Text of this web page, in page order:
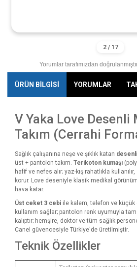
Yorumlar tarafımızdan
ÜRÜN BİLGİSİ YORUMLAR
V Yaka Love Desenli
Takım (Cerrahi
Sağlık çalışanına neşe ve şıklık katan
üst + pantolon takım. Terikoton kumaşı
hafif ve nefes alır; yaz-kış rahatlıkla
korur. Love deseniyle klasik medikal
hava katar.
Üst ceket 3 cebi ile kalem, telefon ve
kullanım sağlar; pantolon renk uyumuyla
kalıptır; hemşire, doktor ve tüm sağlık
Canel güvencesiyle Türkiye'de üretilmiştir.
Teknik Özellikler